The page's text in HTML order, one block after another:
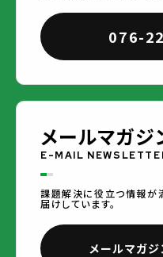
076-
メールマガジ
E-MAIL
課題解決に役立つ情報が
届けしています。
メールマガジ